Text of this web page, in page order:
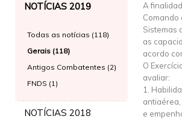
NOTÍCIAS 2019
Todas as notícias (118)
Gerais (118)
Antigos Combatentes (2)
FNDS (1)
NOTÍCIAS 2018
A
Comando
Sistemas
as
acordo
O
avaliar:
1.
e